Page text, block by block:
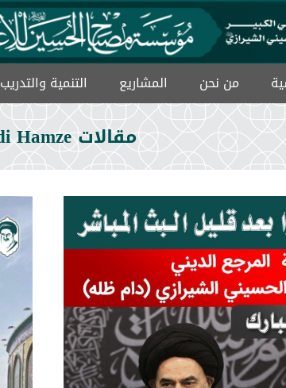
من نحن المشاریع التنمیة والتدریب
مقالات Mehdi Hamze